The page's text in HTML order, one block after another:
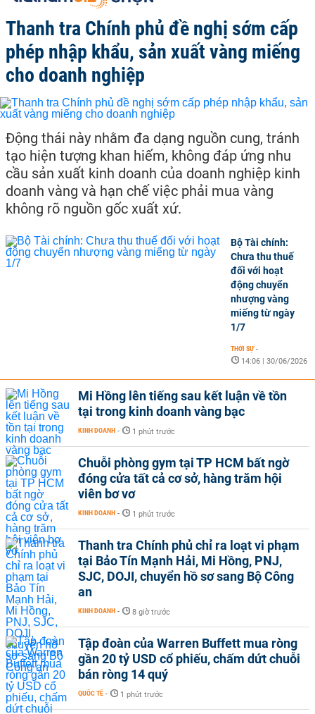
Thanh tra Chính phủ đề nghị sớm cấp
phép nhập khẩu, sản xuất vàng miếng
cho doanh nghiệp
Động thái này nhằm đa dạng nguồn cung, tránh
tạo hiện tượng khan hiếm, không đáp ứng nhu
cầu sản xuất kinh doanh của doanh nghiệp kinh
doanh vàng và hạn chế việc phải mua vàng
không rõ nguồn gốc xuất xứ.
Bộ Tài chính:
Chưa thu thuế
đối với hoạt
động chuyển
nhượng vàng
miếng từ ngày
1/7
THỜI SỰ -
14:06 | 30/06/2026
Mi Hồng lên tiếng sau kết luận về tồn
tại trong kinh doanh vàng bạc
KINH DOANH - 1 phút trước
Chuỗi phòng gym tại TP HCM bất ngờ
đóng cửa tất cả cơ sở, hàng trăm hội
viên bơ vơ
KINH DOANH - 1 phút trước
Thanh tra Chính phủ chỉ ra loạt vi phạm
tại Bảo Tín Mạnh Hải, Mi Hồng, PNJ,
SJC, DOJI, chuyển hồ sơ sang Bộ Công
an
KINH DOANH - 8 giờ trước
Tập đoàn của Warren Buffett mua ròng
gần 20 tỷ USD cổ phiếu, chấm dứt chuỗi
bán ròng 14 quý
QUỐC TẾ - 1 phút trước